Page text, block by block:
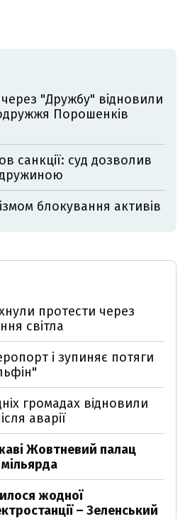
"Дружбу" відновили
Порошенків
санкції: суд дозволив
блокування активів
протести через
світла
і зупиняє потяги
громадах відновили
аварії
Жовтневий палац
жодної
– Зеленський